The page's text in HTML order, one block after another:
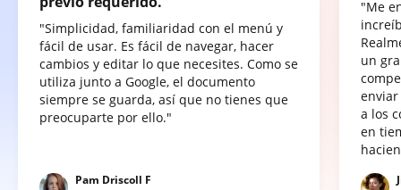
"Simplicidad, familiaridad con el menú y
fácil de usar. Es fácil de navegar, hacer
cambios y editar lo que necesites. Como se
utiliza junto a Google, el documento
siempre se guarda, así que no tienes que
preocuparte por ello."
Pam Driscoll F
"Me
un
a los
en